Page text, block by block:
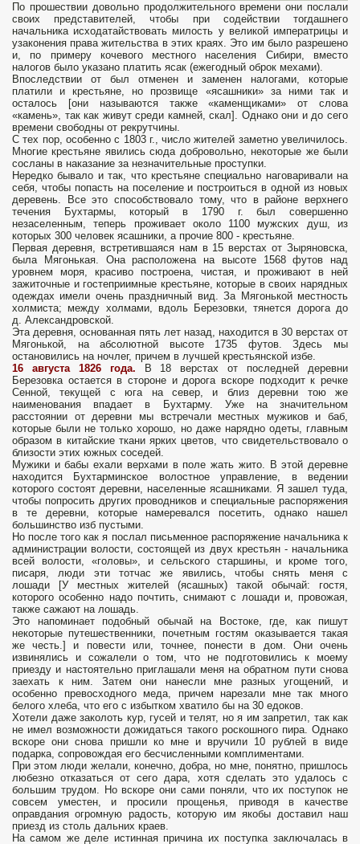
По прошествии довольно продолжительного времени они послали
своих представителей, чтобы при содействии тогдашнего
начальника исходатайствовать милость у великой императрицы и
узаконения права жительства в этих краях. Это им было разрешено
и, по примеру кочевого местного населения Сибири, вместо
налогов было указано платить ясак (ежегодный оброк мехами).
Впоследствии от был отменен и заменен налогами, которые
платили и крестьяне, но прозвище «ясашники» за ними так и
осталось [они называются также «каменщиками» от слова
«камень», так как живут среди камней, скал]. Однако они и до сего
времени свободны от рекрутчины.
С тех пор, особенно с 1803 г., число жителей заметно увеличилось.
Многие крестьяне явились сюда добровольно, некоторые же были
сосланы в наказание за незначительные проступки.
Нередко бывало и так, что крестьяне специально наговаривали на
себя, чтобы попасть на поселение и построиться в одной из новых
деревень. Все это способствовало тому, что в районе верхнего
течения Бухтармы, который в 1790 г. был совершенно
незаселенным, теперь проживает около 1100 мужских душ, из
которых 300 человек ясашники, а прочие 800 - крестьяне.
Первая деревня, встретившаяся нам в 15 верстах от Зыряновска,
была Мягонькая. Она расположена на высоте 1568 футов над
уровнем моря, красиво построена, чистая, и проживают в ней
зажиточные и гостеприимные крестьяне, которые в своих нарядных
одеждах имели очень праздничный вид. За Мягонькой местность
холмиста; между холмами, вдоль Березовки, тянется дорога до
д. Александровской.
Эта деревня, основанная пять лет назад, находится в 30 верстах от
Мягонькой, на абсолютной высоте 1735 футов. Здесь мы
остановились на ночлег, причем в лучшей крестьянской избе.
16 августа 1826 года. В 18 верстах от последней деревни
Березовка остается в стороне и дорога вскоре подходит к речке
Сенной, текущей с юга на север, и близ деревни тою же
наименования впадает в Бухтарму. Уже на значительном
расстоянии от деревни мы встречали местных мужиков и баб,
которые были не только хорошо, но даже нарядно одеты, главным
образом в китайские ткани ярких цветов, что свидетельствовало о
близости этих южных соседей.
Мужики и бабы ехали верхами в поле жать жито. В этой деревне
находится Бухтарминское волостное управление, в ведении
которого состоят деревни, населенные ясашниками. Я зашел туда,
чтобы попросить других проводников и специальные распоряжения
в те деревни, которые намеревался посетить, однако нашел
большинство изб пустыми.
Но после того как я послал письменное распоряжение начальника к
администрации волости, состоящей из двух крестьян - начальника
всей волости, «головы», и сельского старшины, и кроме того,
писаря, люди эти тотчас же явились, чтобы снять меня с
лошади [У местных жителей (ясашных) такой обычай: гостя,
которого особенно надо почтить, снимают с лошади и, провожая,
также сажают на лошадь.
Это напоминает подобный обычай на Востоке, где, как пишут
некоторые путешественники, почетным гостям оказывается такая
же честь.] и повести или, точнее, понести в дом. Они очень
извинялись и сожалели о том, что не подготовились к моему
приезду и настоятельно приглашали меня на обратном пути снова
заехать к ним. Затем они нанесли мне разных угощений, и
особенно превосходного меда, причем нарезали мне так много
белого хлеба, что его с избытком хватило бы на 30 едоков.
Хотели даже заколоть кур, гусей и телят, но я им запретил, так как
не имел возможности дожидаться такого роскошного пира. Однако
вскоре они снова пришли ко мне и вручили 10 рублей в виде
подарка, сопровождая его бесчисленными комплиментами.
При этом люди желали, конечно, добра, но мне, понятно, пришлось
любезно отказаться от сего дара, хотя сделать это удалось с
большим трудом. Но вскоре они сами поняли, что их поступок не
совсем уместен, и просили прощенья, приводя в качестве
оправдания огромную радость, которую им якобы доставил наш
приезд из столь дальних краев.
На самом же деле истинная причина их поступка заключалась в